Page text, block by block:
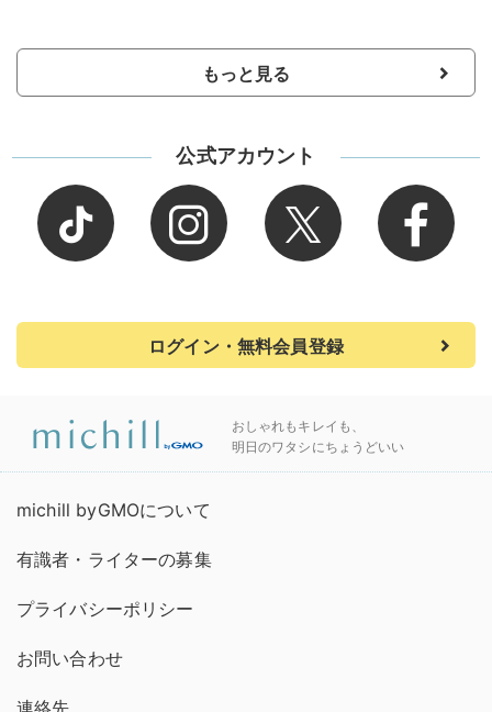
もっと見る
公式アカウント
ログイン・無料会員登録
おしゃれもキレイも、
明日のワタシにちょうどいい
michill byGMOについて
有識者・ライターの募集
プライバシーポリシー
お問い合わせ